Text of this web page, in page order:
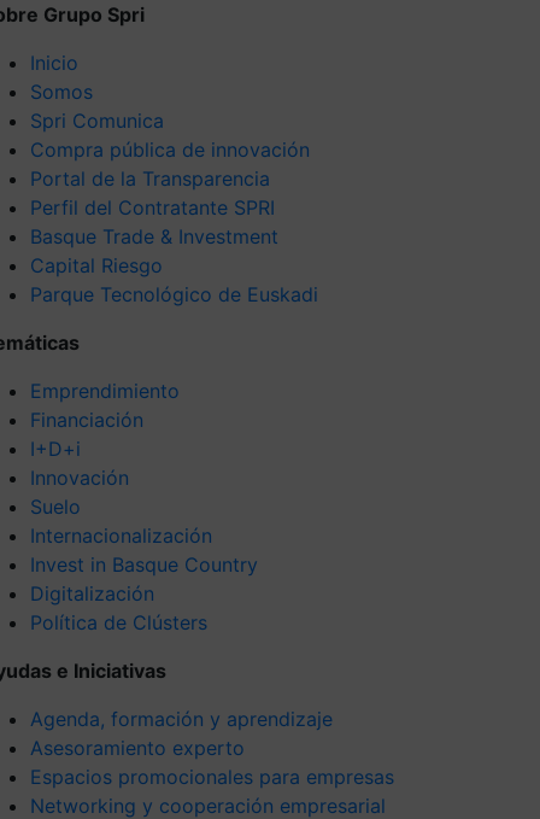
Grupo Spri
Inicio
Somos
Spri Comunica
Compra pública de innovación
Portal de la Transparencia
Perfil del Contratante SPRI
Basque Trade & Investment
Capital Riesgo
Parque Tecnológico de Euskadi
Emprendimiento
Financiación
I+D+i
Innovación
Suelo
Internacionalización
Invest in Basque Country
Digitalización
Política de Clústers
e Iniciativas
Agenda, formación y aprendizaje
Asesoramiento experto
Espacios promocionales para empresas
Networking y cooperación empresarial